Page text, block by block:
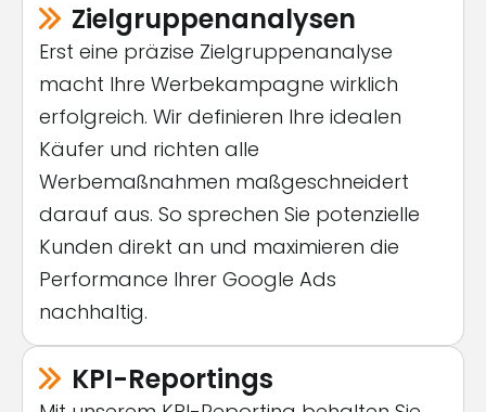
Zielgruppen­analysen
Erst eine präzise Zielgruppenanalyse
macht Ihre Werbekampagne wirklich
erfolgreich. Wir definieren Ihre idealen
Käufer und richten alle
Werbemaßnahmen maßgeschneidert
darauf aus. So sprechen Sie potenzielle
Kunden direkt an und maximieren die
Performance Ihrer Google Ads
nachhaltig.
KPI-Reportings